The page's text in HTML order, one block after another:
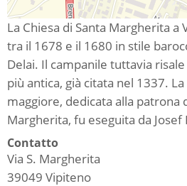
La Chiesa di Santa Margherita
tra il 1678 e il 1680 in stile
Delai. Il campanile tuttavia
più antica, già citata nel 1337.
maggiore, dedicata alla patrona
Margherita, fu eseguita da
Contatto
Via S. Margherita
39049 Vipiteno